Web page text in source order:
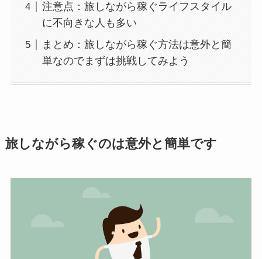
注意点：旅しながら稼ぐライフスタイル
に不向きな人も多い
まとめ：旅しながら稼ぐ方法は意外と簡
単なのでまずは挑戦してみよう
旅しながら稼ぐのは意外と簡単です